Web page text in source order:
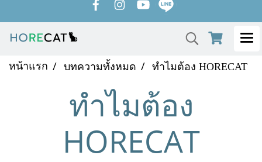
หน้าแรก บทความทั้งหมด ทำไมต้อง HORECAT
ทำไมต้อง
HORECAT